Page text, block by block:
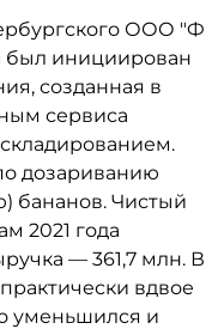
ООО "Ф
был инициирован
созданная в
сервиса
дозариванию
бананов. Чистый
2021 года
— 361,7 млн. В
вдвое
уменьшился и